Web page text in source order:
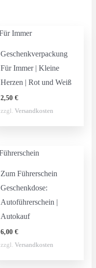
Geschenkverpackung
Für Immer | Kleine
Herzen | Rot und Weiß
2,50€
zzgl.Versandkosten
Zum Führerschein
Geschenkdose:
Autoführerschein |
Autokauf
6,00€
zzgl.Versandkosten